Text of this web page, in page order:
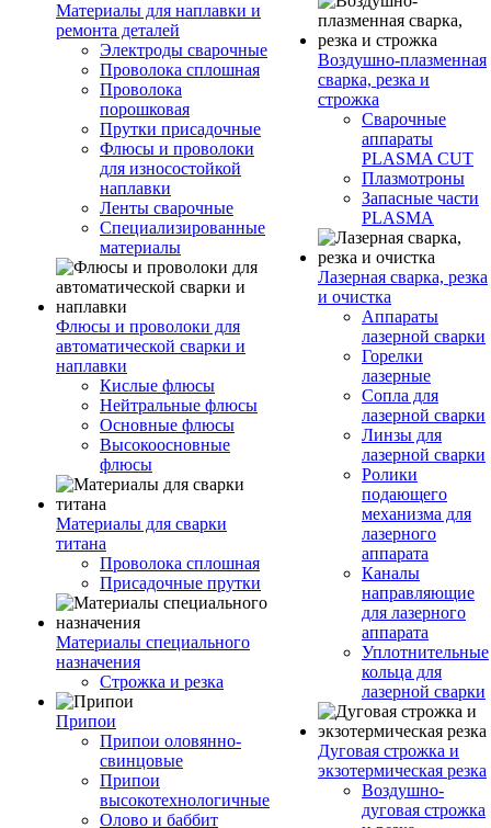
Материалы для наплавки и
ремонта деталей
Электроды сварочные
Проволока сплошная
Проволока
порошковая
Прутки присадочные
Флюсы и проволоки
для износостойкой
наплавки
Ленты сварочные
Специализированные
материалы
Флюсы и проволоки для
автоматической сварки и
наплавки
Кислые флюсы
Нейтральные флюсы
Основные флюсы
Высокоосновные
флюсы
Материалы для сварки
титана
Проволока сплошная
Присадочные прутки
Материалы специального
назначения
Строжка и резка
Припои
Припои оловянно-
свинцовые
Припои
высокотехнологичные
Олово и баббит
Воздушно-плазменная
сварка, резка и
строжка
Сварочные
аппараты
PLASMA CUT
Плазмотроны
Запасные части
PLASMA
Лазерная сварка, резка
и очистка
Аппараты
лазерной сварки
Горелки
лазерные
Сопла для
лазерной сварки
Линзы для
лазерной сварки
Ролики
подающего
механизма для
лазерного
аппарата
Каналы
направляющие
для лазерного
аппарата
Уплотнительные
кольца для
лазерной сварки
Дуговая строжка и
экзотермическая резка
Воздушно-
дуговая строжка